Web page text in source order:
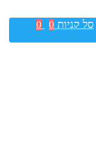
סל קניות 0
0